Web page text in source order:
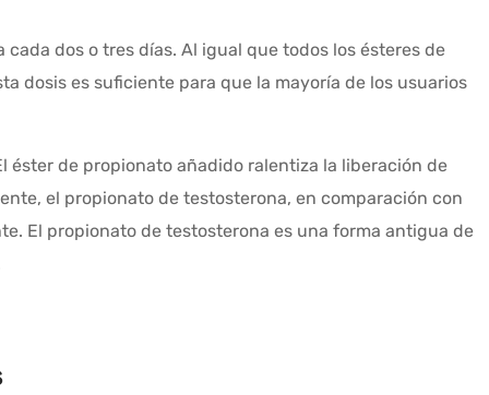
dos o tres días. Al igual que todos los ésteres de
dosis es suficiente para que la mayoría de los usuarios
de propionato añadido ralentiza la liberación de
el propionato de testosterona, en comparación con
El propionato de testosterona es una forma antigua de